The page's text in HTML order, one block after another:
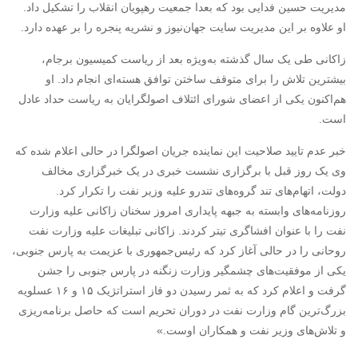
مدیریت حسین فدایی بود که بعدا جمعیت رهپویان انقلاب را تشکیل داد.
او علاوه بر این مدیریت سایت جهان‌نیوز و نشریه پنجره را بر عهده دارد.
زاکانی طی یک سال گذشته به‌ویژه بعد از ریاست کمیسیون برجام،
بیشترین تلاش را برای متوقف ساختن توافق هسته‌ای انجام داد. او
هم‌اکنون یکی از اعضای شورای ائتلاف اصولگرایان به ریاست حداد عادل
است.
خبر عدم تایید صلاحیت این نماینده جریان اصولگرا در حالی اعلام شده که
وی یک روز قبل با برگزاری نشست خبری در یک خبرگزاری مخالف
دولت، اتهام‌های تند گروه‌های تندرو علیه وزیر نفت را تکرار کرد.
روزنامه‌های وابسته به جبهه پایداری امروز سخنان زاکانی علیه وزارت
نفت را با عنوان افشاگری تیتر کردند. زاکانی تبلیغات علیه وزارت نفت
روحانی را در حالی آغاز کرد که رئیس‌جمهوری با عزیمت به پارس جنوبی،
یکی از موفقیت‌های چشمگیر وزارت زنگنه در پارس جنوبی را جشن
گرفت و اعلام کرد که به ثمر رسیدن دو فاز استراتژیک ۱۵ و ۱۶ عسلویه
بزرگ‌ترین گام وزارت نفت در دوران تحریم است که حاصل برنامه‌ریزی
و تلاش‌های وزیر نفت و همکاران اوست.»